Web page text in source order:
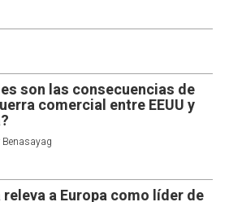
son las consecuencias de
comercial entre EEUU y
releva a Europa como líder de